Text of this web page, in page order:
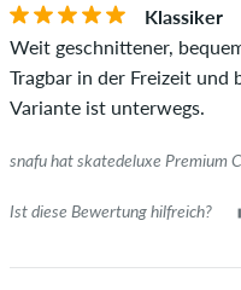
Klassiker
Weit geschnittener,
Tragbar in der Freizeit und
Variante ist unterwegs.
snafu hat skatedeluxe Premium
Ist diese Bewertung hilfreich?